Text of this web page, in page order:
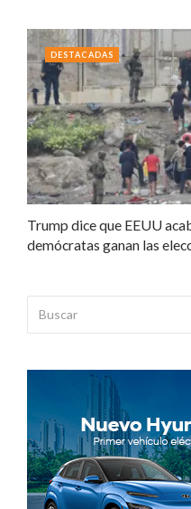
Trump dice que EEUU
demócratas ganan las
DESTACADAS